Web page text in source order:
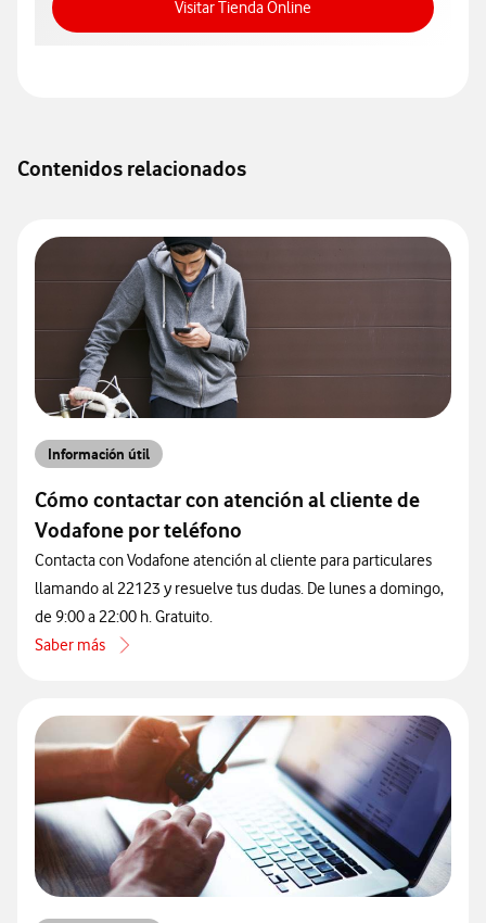
Visitar Tienda OnlineAcceso a Tienda Online
Contenidos relacionados
Información útil
Cómo contactar con atención al cliente de
Vodafone por teléfono
Contacta con Vodafone atención al cliente para particulares
llamando al 22123 y resuelve tus dudas. De lunes a domingo,
de 9:00 a 22:00 h. Gratuito.
Saber más
acerca de Cómo contactar con atención al cliente de Vodafone